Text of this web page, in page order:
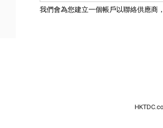
我們會為您建立一個帳戶以聯絡供應商